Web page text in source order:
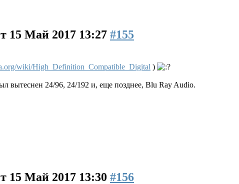
15 Май 2017 13:27 #155
wiki/High_Definition_Compatible_Digital )
вытеснен 24/96, 24/192 и, еще позднее, Blu Ray Audio.
15 Май 2017 13:30 #156